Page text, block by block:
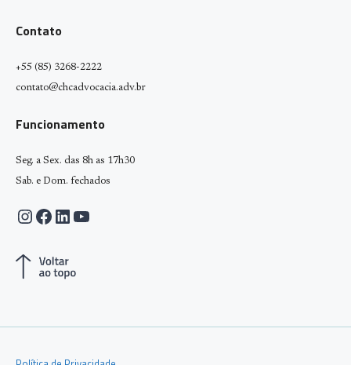
Contato
+55 (85) 3268-2222
contato@chcadvocacia.adv.br
Funcionamento
Seg. a Sex. das 8h as 17h30
Sab. e Dom. fechados
Instagram
Facebook
LinkedIn
Youtube